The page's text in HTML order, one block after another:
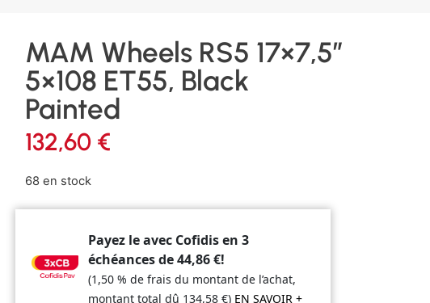
MAM Wheels RS5 17×7,5″
5×108 ET55, Black
Painted
132,60 €
68 en stock
Payez le avec Cofidis en 3
échéances de44,86€!
(1,50 % de frais du montant de l’achat,
montant total dû 134,58€) EN SAVOIR +